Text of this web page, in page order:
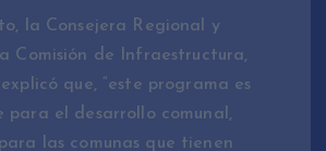
la Consejera Regional y
Comisión de Infraestructura,
que, “este programa es
para el desarrollo comunal,
las comunas que tienen